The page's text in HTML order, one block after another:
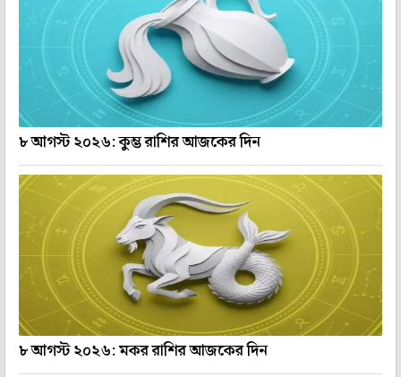
৮ আগস্ট ২০২৬: কুম্ভ রাশির আজকের দিন
৮ আগস্ট ২০২৬: মকর রাশির আজকের দিন